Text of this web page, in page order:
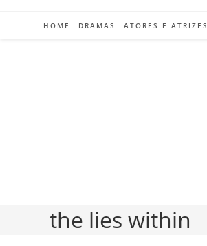
HOME DRAMAS ATORES E ATRIZES
the lies within